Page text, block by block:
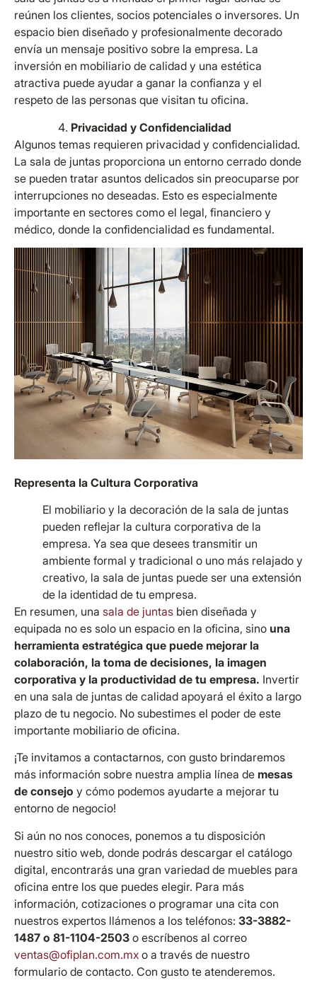
reúnen los clientes, socios potenciales o inversores. Un
espacio bien diseñado y profesionalmente decorado
envía un mensaje positivo sobre la empresa. La
inversión en mobiliario de calidad y una estética
atractiva puede ayudar a ganar la confianza y el
respeto de las personas que visitan tu oficina.
Privacidad y Confidencialidad
Algunos temas requieren privacidad y confidencialidad.
La sala de juntas proporciona un entorno cerrado donde
se pueden tratar asuntos delicados sin preocuparse por
interrupciones no deseadas. Esto es especialmente
importante en sectores como el legal, financiero y
médico, donde la confidencialidad es fundamental.
Representa la Cultura Corporativa
El mobiliario y la decoración de la sala de juntas
pueden reflejar la cultura corporativa de la
empresa. Ya sea que desees transmitir un
ambiente formal y tradicional o uno más relajado y
creativo, la sala de juntas puede ser una extensión
de la identidad de tu empresa.
En resumen, una sala de juntas bien diseñada y
equipada no es solo un espacio en la oficina, sino una
herramienta estratégica que puede mejorar la
colaboración, la toma de decisiones, la imagen
corporativa y la productividad de tu empresa. Invertir
en una sala de juntas de calidad apoyará el éxito a largo
plazo de tu negocio. No subestimes el poder de este
importante mobiliario de oficina.
¡Te invitamos a contactarnos, con gusto brindaremos
más información sobre nuestra amplia línea de mesas
de consejo y cómo podemos ayudarte a mejorar tu
entorno de negocio!
Si aún no nos conoces, ponemos a tu disposición
nuestro sitio web, donde podrás descargar el catálogo
digital, encontrarás una gran variedad de muebles para
oficina entre los que puedes elegir. Para más
información, cotizaciones o programar una cita con
nuestros expertos llámenos a los teléfonos: 33-3882-
1487 o 81-1104-2503 o escríbenos al correo
ventas@ofiplan.com.mx o a través de nuestro
formulario de contacto. Con gusto te atenderemos.